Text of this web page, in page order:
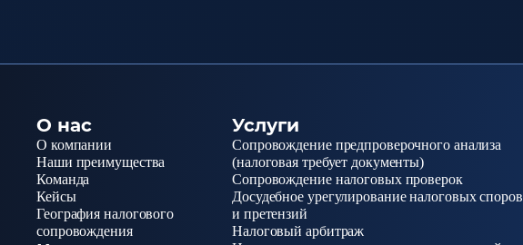
О нас
О компании
Наши преимущества
Команда
Кейсы
География налогового
сопровождения
Услуги
Сопровождение предпроверочного анализа
(налоговая требует документы)
Сопровождение налоговых проверок
Досудебное урегулирование налоговых споров
и претензий
Налоговый арбитраж